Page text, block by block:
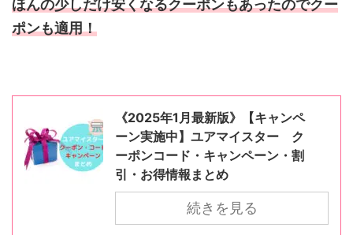
ほんの少しだけ安くなるクーポンもあったのでクー
ポンも適用！
《2025年1月最新版》【キャンペ
ーン実施中】ユアマイスター ク
ーポンコード・キャンペーン・割
引・お得情報まとめ
続きを見る